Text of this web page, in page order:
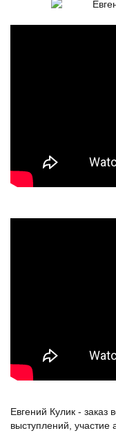
Евгений Кулик - заказ
выступлений, участие